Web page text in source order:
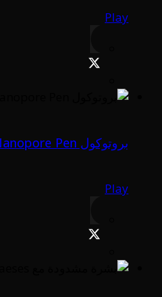
Play
بروتوكول Home Nanopore Pen
Play